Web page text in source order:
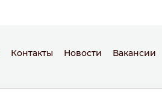
Контакты Новости Вакансии